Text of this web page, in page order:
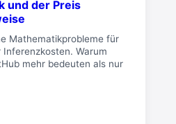
und der Preis
Mathematikprobleme für
Warum
mehr bedeuten als nur